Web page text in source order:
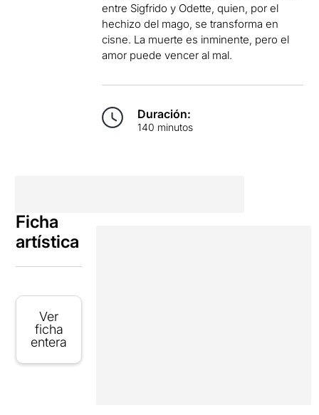
entre Sigfrido y Odette, quien, por el
hechizo del mago, se transforma en
cisne. La muerte es inminente, pero el
amor puede vencer al mal.
Duración:
140 minutos
Ficha
artística
Ver
ficha
entera